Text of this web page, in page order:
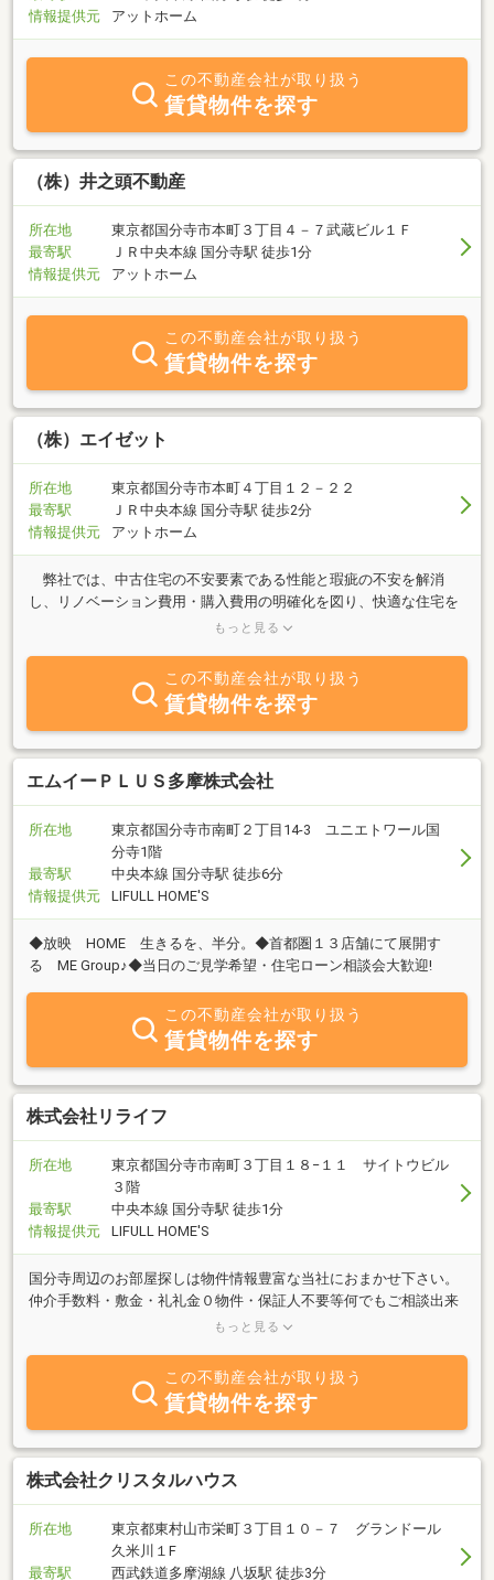
情報提供元
アットホーム
この不動産会社が取り扱う
賃貸物件を探す
（株）井之頭不動産
所在地
東京都国分寺市本町３丁目４－７武蔵ビル１Ｆ
最寄駅
ＪＲ中央本線 国分寺駅 徒歩1分
情報提供元
アットホーム
この不動産会社が取り扱う
賃貸物件を探す
（株）エイゼット
所在地
東京都国分寺市本町４丁目１２－２２
最寄駅
ＪＲ中央本線 国分寺駅 徒歩2分
情報提供元
アットホーム
弊社では、中古住宅の不安要素である性能と瑕疵の不安を解消
し、リノベーション費用・購入費用の明確化を図り、快適な住宅を
手ごろな価格で販売することに努めるとともに、お客様の住みた
ことができるように、弊社リノベーションコンサル型仲介を行って
おります。 安心・安全な住まいにする為の空間設計を行い、付加
価値のあるプランニングをご提案してまいりますので、お気軽にお
問い合わせ下さい。
もっと見る
この不動産会社が取り扱う
賃貸物件を探す
エムイーＰＬＵＳ多摩株式会社
所在地
東京都国分寺市南町２丁目14-3 ユニエトワール国
分寺1階
最寄駅
中央本線 国分寺駅 徒歩6分
情報提供元
LIFULL HOME'S
◆放映 HOME 生きるを、半分。◆首都圏１３店舗にて展開す
る ME Group♪◆当日のご見学希望・住宅ローン相談会大歓迎!
この不動産会社が取り扱う
賃貸物件を探す
株式会社リライフ
所在地
東京都国分寺市南町３丁目１８−１１ サイトウビル
３階
最寄駅
中央本線 国分寺駅 徒歩1分
情報提供元
LIFULL HOME'S
国分寺周辺のお部屋探しは物件情報豊富な当社におまかせ下さい。
仲介手数料・敷金・礼礼金０物件・保証人不要等何でもご相談出来
ますのでお気軽にご来店ください。初期費用クレジット決済可能で
もっと見る
この不動産会社が取り扱う
賃貸物件を探す
株式会社クリスタルハウス
所在地
東京都東村山市栄町３丁目１０－７ グランドール
久米川１F
最寄駅
西武鉄道多摩湖線 八坂駅 徒歩3分